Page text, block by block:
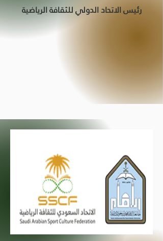
رئيس الاتحاد الدولي للثقافة الرياضية